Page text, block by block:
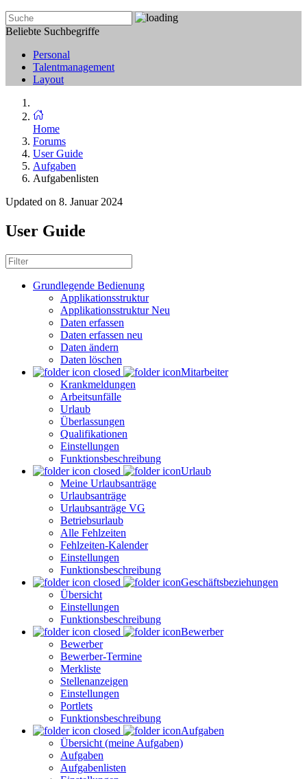
Beliebte Suchbegriffe
Personal
Talentmanagement
Layout
Home
Forums
User Guide
Aufgaben
Aufgabenlisten
Updated on 8. Januar 2024
User Guide
Grundlegende Bedienung
Applikationsstruktur
Applikationsstruktur Neu
Daten erfassen
Daten erfassen neu
Daten ändern
Daten löschen
Mitarbeiter
Krankmeldungen
Arbeitsunfälle
Urlaub
Überlassungen
Qualifikationen
Einstellungen
Funktionsbeschreibung
Urlaub
Meine Urlaubsanträge
Urlaubsanträge
Urlaubsanträge VG
Betriebsurlaub
Alle Fehlzeiten
Fehlzeiten-Kalender
Einstellungen
Funktionsbeschreibung
Geschäftsbeziehungen
Übersicht
Einstellungen
Funktionsbeschreibung
Bewerber
Bewerber
Bewerber-Termine
Merkliste
Stellenanzeigen
Einstellungen
Portlets
Funktionsbeschreibung
Aufgaben
Übersicht (meine Aufgaben)
Aufgaben
Aufgabenlisten